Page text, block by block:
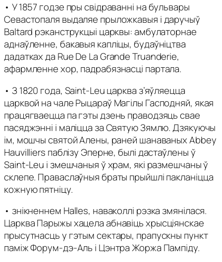
• У 1857 годзе пры свідраванні на бульвары
Севастопаля выдаляе прыложкавыя і даручыў
Baltard рэканструкцыі царквы: амбулаторнае
аднаўленне, бакавыя капліцы, будаўніцтва
дадатках да Rue De La Grande Truanderie,
афармленне хор, падрабязнасці партала.
• З 1820 года, Saint-Leu царква з’яўляецца
царквой на чале Рыцараў Магілы Гасподняй, якая
працягваецца па гэты дзень праводзяць свае
пасяджэнні і маліцца за Святую Зямлю. Дзякуючы
ім, мошчы святой Алены, раней шанаваных Abbey
Hauvilliers паблізу Эперне, былі дастаўлены ў
Saint-Leu і змешчаныя ў храм, які размешчаны ў
склепе. Праваслаўныя браты прыйшлі пакланіцца
кожную пятніцу.
• знікненнем Halles, наваколлі рэзка змянілася.
Царква Парыжы хацела абнавіць хрысціянскае
прысутнасць у гэтым сектары, прапускны пункт
паміж Форум-дэ-Аль і Цэнтра Жоржа Пампіду.